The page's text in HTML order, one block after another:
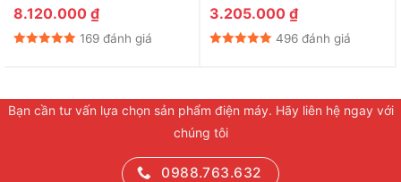
8.120.000 ₫
169 đánh giá
3.205.000 ₫
496 đánh giá
Bạn cần tư vấn lựa chọn sản phẩm điện máy. Hãy liên hệ ngay với
chúng tôi
0988.763.632